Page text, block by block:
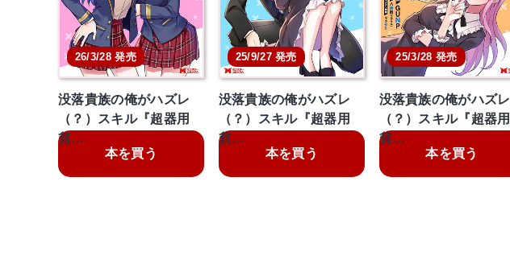
26/3/28 発売
没落貴族の俺がハズレ
（？）スキル『超器用
貧…
本を買う
25/9/27 発売
没落貴族の俺がハズレ
（？）スキル『超器用
貧…
本を買う
25/3/28 発売
没落貴族の俺がハズレ
（？）スキル『超器用
貧…
本を買う